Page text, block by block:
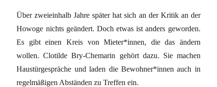
Über zweieinhalb Jahre später hat sich an der Kritik an der
Howoge nichts geändert. Doch etwas ist anders geworden.
Es gibt einen Kreis von Mieter*innen, die das ändern
wollen. Clotilde Bry-Chemarin gehört dazu. Sie machen
Haustürgespräche und laden die Bewohner*innen auch in
regelmäßigen Abständen zu Treffen ein.